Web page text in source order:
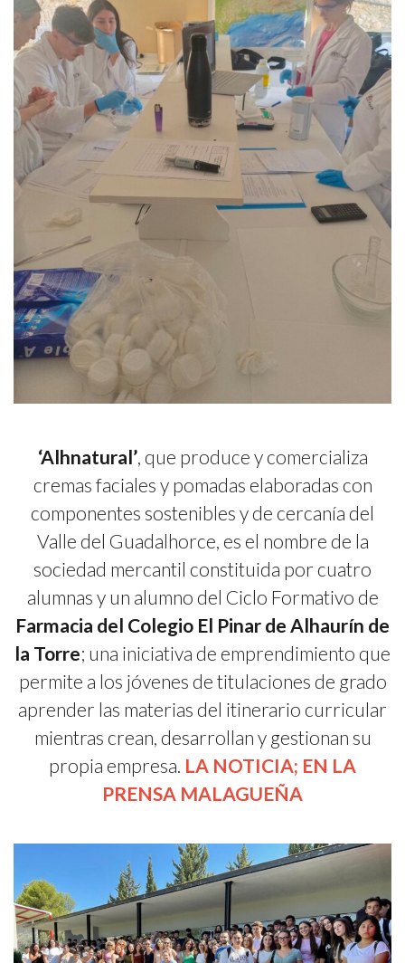
‘Alhnatural’, que produce y comercializa
cremas faciales y pomadas elaboradas con
componentes sostenibles y de cercanía del
Valle del Guadalhorce, es el nombre de la
sociedad mercantil constituida por cuatro
alumnas y un alumno del Ciclo Formativo de
Farmacia del Colegio El Pinar de Alhaurín de
la Torre; una iniciativa de emprendimiento que
permite a los jóvenes de titulaciones de grado
aprender las materias del itinerario curricular
mientras crean, desarrollan y gestionan su
propia empresa. LA NOTICIA; EN LA
PRENSA MALAGUEÑA